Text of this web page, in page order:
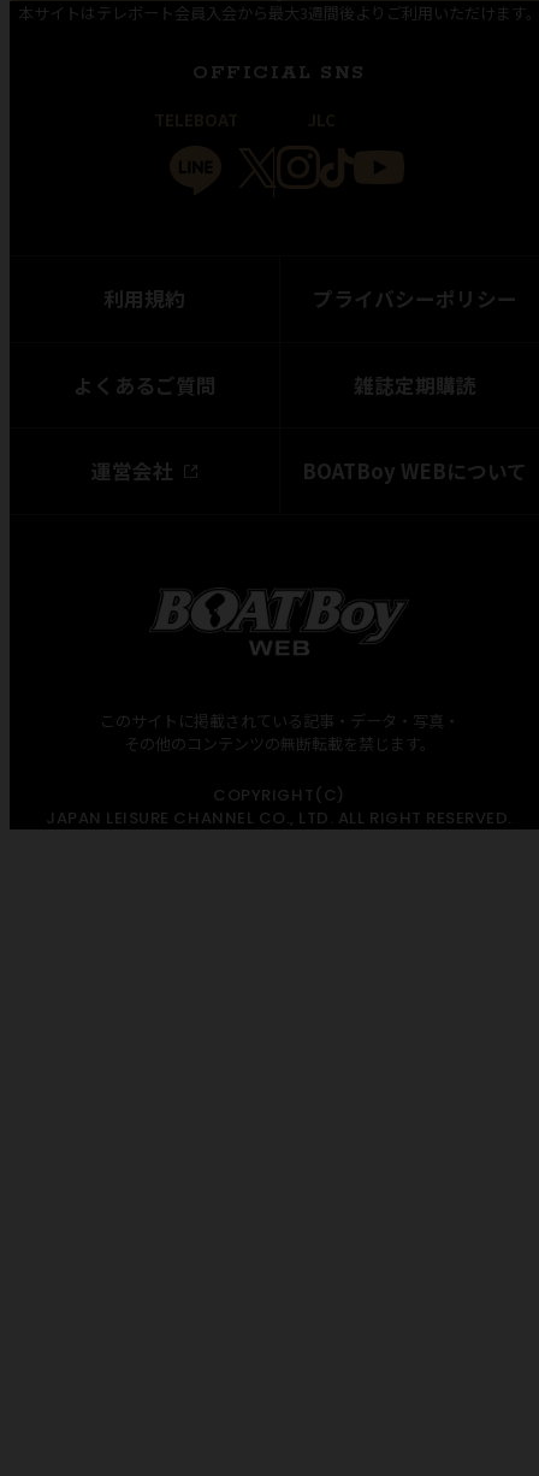
本サイトはテレボート会員入会から最大3週間後よりご利用いただけます
OFFICIAL SNS
利用規約 プライバシーポリシー
よくあるご質問 雑誌定期購読
運営会社 BOATBoy WEBについて
このサイトに掲載されている記事・データ・写真・
その他のコンテンツの無断転載を禁じます。
COPYRIGHT(C)
JAPAN LEISURE CHANNEL CO., LTD. ALL RIGHT RESERVED.